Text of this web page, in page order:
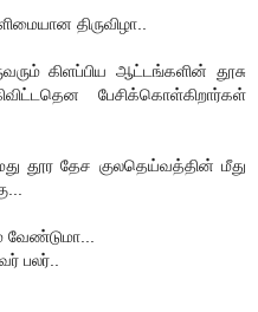
திருவிழா..
கிளப்பிய ஆட்டங்களின் தூசு
பேசிக்கொள்கிறார்கள்
தூர தேச குலதெய்வத்தின் மீது
வேண்டுமா...
பலர்..